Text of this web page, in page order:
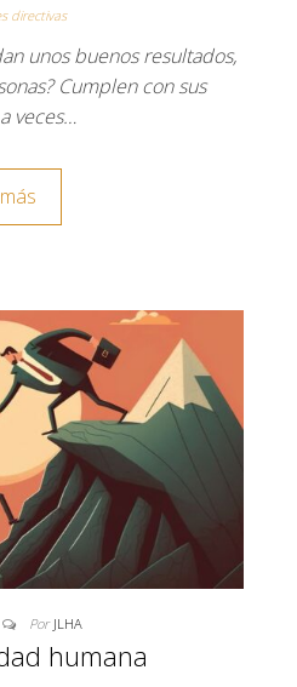
directivas
unos buenos resultados,
Cumplen con sus
veces…
Por JLHA
humana